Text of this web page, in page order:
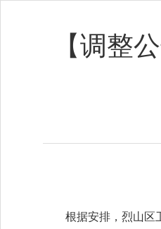
【调整
根据安排，烈山区